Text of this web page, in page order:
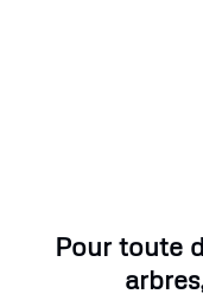
Pour toute